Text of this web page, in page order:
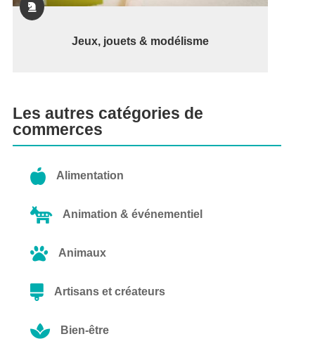

Jeux, jouets & modélisme
Les autres catégories de
commerces
 Alimentation
 Animation & événementiel
 Animaux
 Artisans et créateurs
 Bien-être